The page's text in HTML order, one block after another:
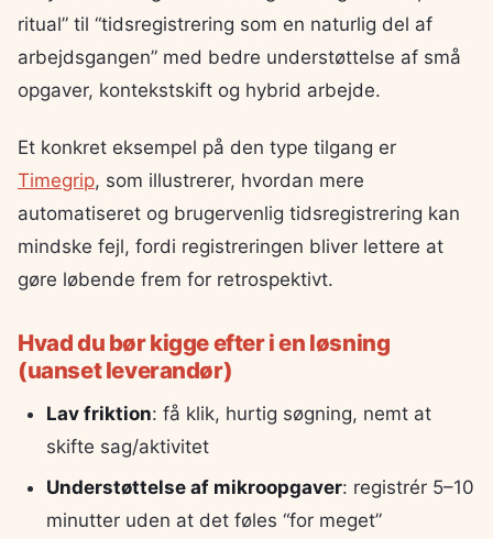
ritual” til “tidsregistrering som en naturlig del af
arbejdsgangen” med bedre understøttelse af små
opgaver, kontekstskift og hybrid arbejde.
Et konkret eksempel på den type tilgang er
Timegrip, som illustrerer, hvordan mere
automatiseret og brugervenlig tidsregistrering kan
mindske fejl, fordi registreringen bliver lettere at
gøre løbende frem for retrospektivt.
Hvad du bør kigge efter i en løsning
(uanset leverandør)
Lav friktion: få klik, hurtig søgning, nemt at
skifte sag/aktivitet
Understøttelse af mikroopgaver: registrér 5–10
minutter uden at det føles “for meget”